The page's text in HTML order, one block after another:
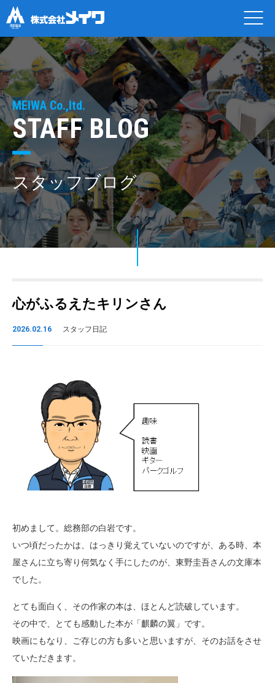
MEIWA Co.,ltd.
STAFF BLOG
スタッフブログ
心がふるえたキリンさん
2026.02.16 スタッフ日記
初めまして。総務部の白岩です。
いつ頃だったかは、はっきり覚えていないのですが、ある時、本
屋さんに立ち寄り何気なく手にしたのが、東野圭吾さんの文庫本
でした。
とても面白く、その作家の本は、ほとんど読破しています。
その中で、とても感動した本が「麒麟の翼」です。
映画にもなり、ご存じの方も多いと思いますが、そのお話をさせ
ていただきます。